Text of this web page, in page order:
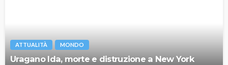
ATTUALITÀ MONDO
Uragano Ida, morte e distruzione a New York